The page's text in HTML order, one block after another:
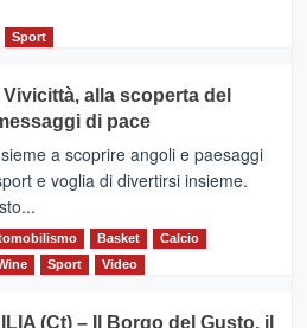
Sport
Vivicittà, alla scoperta del
di pace
a scoprire angoli e paesaggi
e voglia di divertirsi insieme.
Basket
Calcio
Sport Video
(Ct) – Il Borgo del Gusto, il